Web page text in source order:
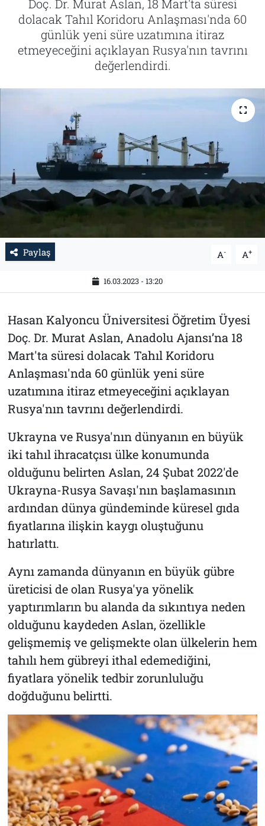
Doç. Dr. Murat Aslan, 18 Mart'ta süresi
dolacak Tahıl Koridoru Anlaşması'nda 60
günlük yeni süre uzatımına itiraz
etmeyeceğini açıklayan Rusya'nın tavrını
değerlendirdi.
Paylaş A- A+
16.03.2023 - 13:20
Hasan Kalyoncu Üniversitesi Öğretim Üyesi
Doç. Dr. Murat Aslan, Anadolu Ajansı’na 18
Mart'ta süresi dolacak Tahıl Koridoru
Anlaşması'nda 60 günlük yeni süre
uzatımına itiraz etmeyeceğini açıklayan
Rusya'nın tavrını değerlendirdi.
Ukrayna ve Rusya'nın dünyanın en büyük
iki tahıl ihracatçısı ülke konumunda
olduğunu belirten Aslan, 24 Şubat 2022'de
Ukrayna-Rusya Savaşı'nın başlamasının
ardından dünya gündeminde küresel gıda
fiyatlarına ilişkin kaygı oluştuğunu
hatırlattı.
Aynı zamanda dünyanın en büyük gübre
üreticisi de olan Rusya'ya yönelik
yaptırımların bu alanda da sıkıntıya neden
olduğunu kaydeden Aslan, özellikle
gelişmemiş ve gelişmekte olan ülkelerin hem
tahılı hem gübreyi ithal edemediğini,
fiyatlara yönelik tedbir zorunluluğu
doğduğunu belirtti.
Tarih
İletişim
Künye